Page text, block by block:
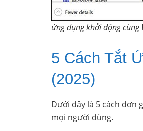
ứng dụng khởi động cùng
5 Cách Tắt
(2025)
Dưới đây là 5 cách đơn
mọi người dùng.